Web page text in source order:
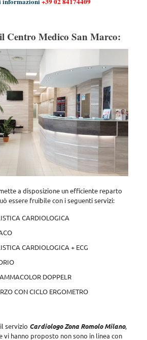
Centro Medico San Marco:
a disposizione un efficiente reparto
essere fruibile con i seguenti servizi:
CARDIOLOGICA
CARDIOLOGICA + ECG
DOPPELR
CON CICLO ERGOMETRO
servizio Cardiologo Zona Romolo Milano,
vi hanno proposto non sono in linea con